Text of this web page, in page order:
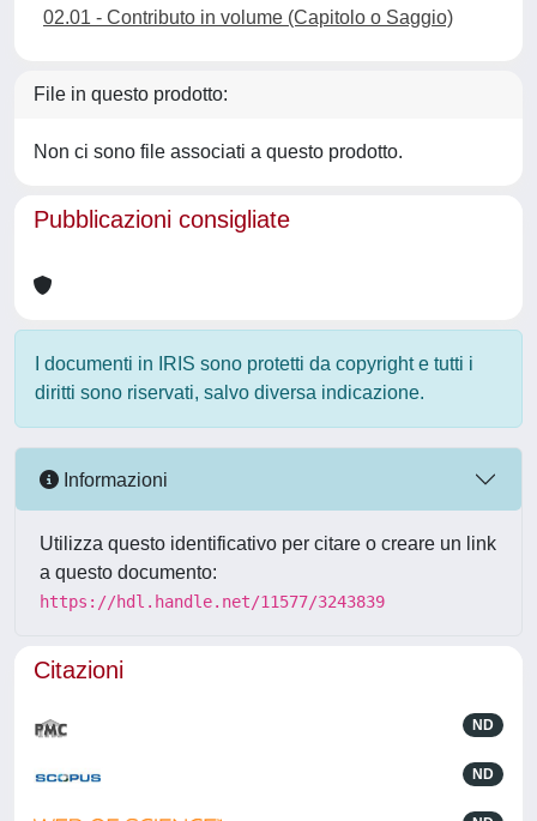
02.01 - Contributo in volume (Capitolo o Saggio)
File in questo prodotto:
Non ci sono file associati a questo prodotto.
Pubblicazioni consigliate
I documenti in IRIS sono protetti da copyright e tutti i
diritti sono riservati, salvo diversa indicazione.
Informazioni
Utilizza questo identificativo per citare o creare un link
a questo documento:
https://hdl.handle.net/11577/3243839
Citazioni
ND
ND